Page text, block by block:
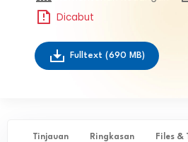
Dicabut
Fulltext (690 MB)
Tinjauan Ringkasan Files &